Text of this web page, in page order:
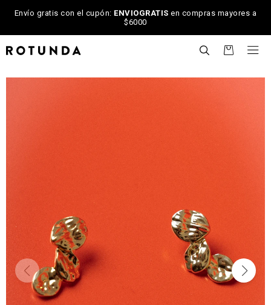
Envío gratis con el cupón: ENVIOGRATIS en compras mayores a
$6000
